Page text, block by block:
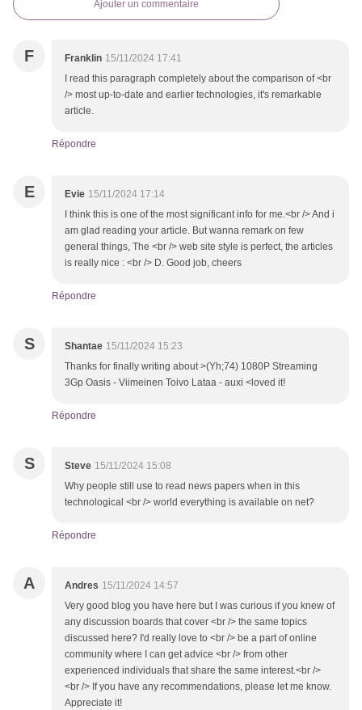
Ajouter un commentaire
F Franklin 15/11/2024 17:41
I read this paragraph completely about the comparison of <br
/> most up-to-date and earlier technologies, it's remarkable
article.
Répondre
E Evie 15/11/2024 17:14
I think this is one of the most significant info for me.<br /> And i
am glad reading your article. But wanna remark on few
general things, The <br /> web site style is perfect, the articles
is really nice : <br /> D. Good job, cheers
Répondre
S Shantae 15/11/2024 15:23
Thanks for finally writing about >(Yh;74) 1080P Streaming
3Gp Oasis - Viimeinen Toivo Lataa - auxi <loved it!
Répondre
S Steve 15/11/2024 15:08
Why people still use to read news papers when in this
technological <br /> world everything is available on net?
Répondre
A Andres 15/11/2024 14:57
Very good blog you have here but I was curious if you knew of
any discussion boards that cover <br /> the same topics
discussed here? I'd really love to <br /> be a part of online
community where I can get advice <br /> from other
experienced individuals that share the same interest.<br />
<br /> If you have any recommendations, please let me know.
Appreciate it!